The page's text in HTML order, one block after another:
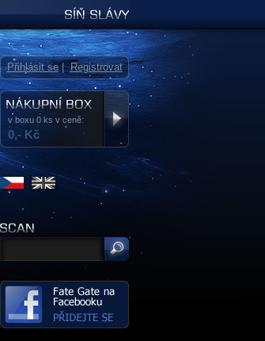
v boxu 0 ks v ceně:
0,- Kč
Přihlásit se|Registrovat
Síň slávy